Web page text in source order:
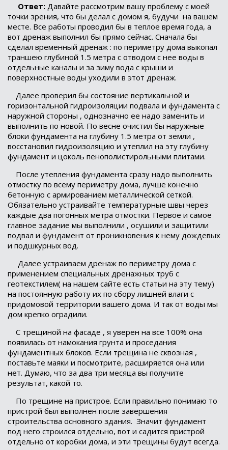
Ответ: Давайте рассмотрим вашу проблему с моей
точки зрения, что бы делал с домом я, будучи на вашем
месте. Все работы проводил бы в теплое время года, а
вот дренаж выполнил бы прямо сейчас. Сначала бы
сделал временный дренаж : по периметру дома выкопал
траншею глубиной 1.5 метра с отводом с нее воды в
отдельные каналы и за зиму вода с крыши и
поверхностные воды уходили в этот дренаж.
Далее проверил бы состояние вертикальной и
горизонтальной гидроизоляции подвала и фундамента с
наружной стороны , однозначно ее надо заменить и
выполнить по новой. По весне очистил бы наружные
блоки фундамента на глубину 1.5 метра от земли ,
восстановил гидроизоляцию и утеплил на эту глубину
фундамент и цоколь пенополистирольными плитами.
После утепления фундамента сразу надо выполнить
отмостку по всему периметру дома, лучше конечно
бетонную с армированием металлической сеткой.
Обязательно устраивайте температурные швы через
каждые два погонных метра отмостки. Первое и самое
главное задание мы выполнили , осушили и защитили
подвал и фундамент от проникновения к нему дождевых
и подшкурных вод.
Далее устраиваем дренаж по периметру дома с
применением специальных дренажных труб с
геотекстилем( на нашем сайте есть статьи на эту тему)
на постоянную работу их по сбору лишней влаги с
придомовой территории вашего дома. И так от воды мы
дом крепко оградили.
С трещиной на фасаде , я уверен на все 100% она
появилась от намокания грунта и проседания
фундаментных блоков. Если трещина не сквозная ,
поставьте маяки и посмотрите, расширяется она или
нет. Думаю, что за два три месяца вы получите
результат, какой то.
По трещине на пристрое. Если правильно понимаю то
пристрой был выполнен после завершения
строительства основного здания. Значит фундамент
под него строился отдельно, вот и садится пристрой
отдельно от коробки дома, и эти трещины будут всегда.